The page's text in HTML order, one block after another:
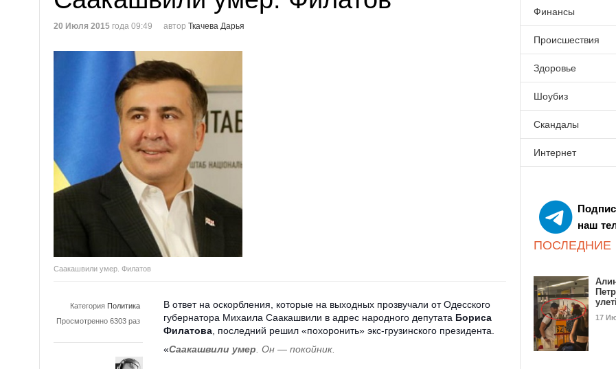
20 Июля 2015 года 09:49 автор Ткачева Дарья
Саакашвили умер. Филатов
Категория Политика
Просмотренно 6303 раз
В ответ на оскорбления, которые на выходных прозвучали от Одесского
губернатора Михаила Саакашвили в адрес народного депутата Бориса
Филатова , последний решил «похоронить» экс-грузинского президента.
«Саакашвили умер . Он — покойник.
Финансы
Происшествия
Здоровье
Шоубиз
Скандалы
Интернет
наш
ПОСЛЕДНИЕ
17